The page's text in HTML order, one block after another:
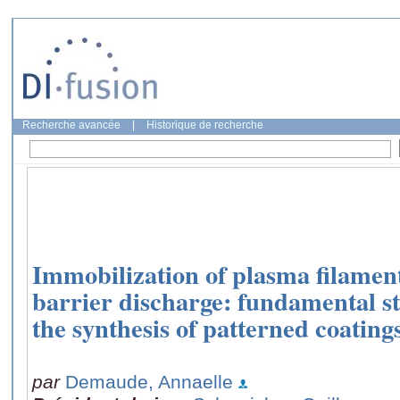
Recherche avancée Historique de recherche
Immobilization of plasma
barrier discharge: fundamental
the synthesis of patterned
par Demaude, Annaelle